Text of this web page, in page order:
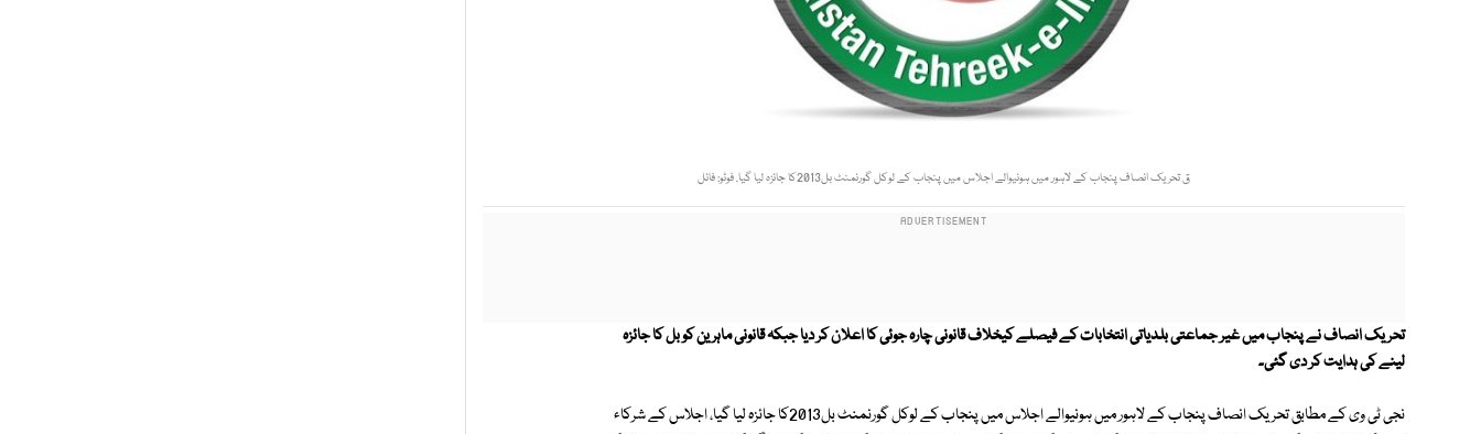
ق تحریک انصاف پنجاب کے لاہور میں ہونیوالے اجلاس میں پنجاب کے لوکل گورنمنٹ بل2013کا جائزہ لیا گیا. فوٹو: فائل
تحریک انصاف نے پنجاب میں غیر جماعتی بلدیاتی انتخابات کے فیصلے کیخلاف قانونی چارہ جوئی کا اعلان کر دیا جبکہ قانونی ماہرین کو بل کا جائزہ
لینے کی ہدایت کر دی گئی۔
نجی ٹی وی کے مطابق تحریک انصاف پنجاب کے لاہور میں ہونیوالے اجلاس میں پنجاب کے لوکل گورنمنٹ بل2013کا جائزہ لیا گیا، اجلاس کے شرکاء